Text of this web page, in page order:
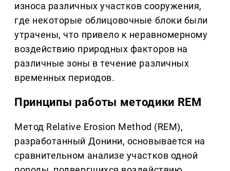
износа различных участков сооружения,
где некоторые облицовочные блоки были
утрачены, что привело к неравномерному
воздействию природных факторов на
различные зоны в течение различных
временных периодов.
Принципы работы методики REM
Метод Relative Erosion Method (REM),
разработанный Донини, основывается на
сравнительном анализе участков одной